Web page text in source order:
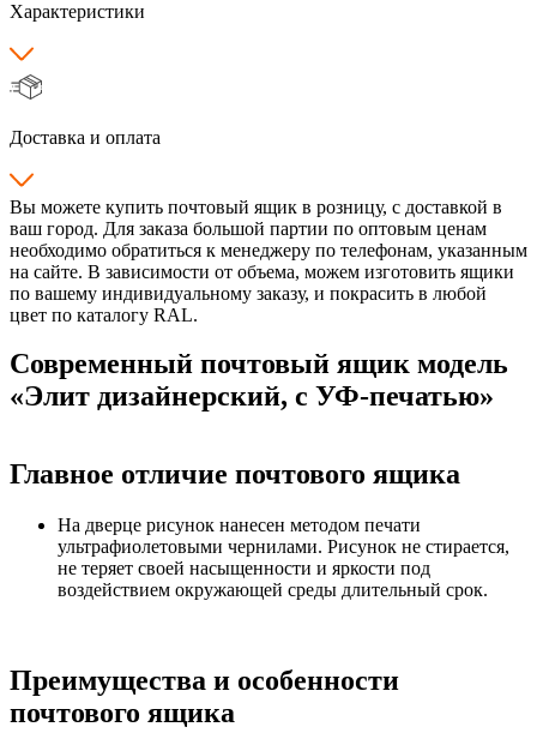
Характеристики
Доставка и оплата
Вы можете купить почтовый ящик в розницу, с доставкой в
ваш город. Для заказа большой партии по оптовым ценам
необходимо обратиться к менеджеру по телефонам, указанным
на сайте. В зависимости от объема, можем изготовить ящики
по вашему индивидуальному заказу, и покрасить в любой
цвет по каталогу RAL.
Современный почтовый ящик модель
«Элит дизайнерский, с УФ-печатью»
Главное отличие почтового ящика
На дверце рисунок нанесен методом печати
ультрафиолетовыми чернилами. Рисунок не стирается,
не теряет своей насыщенности и яркости под
воздействием окружающей среды длительный срок.
Преимущества и особенности
почтового ящика